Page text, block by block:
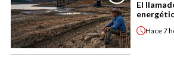
El
Hace7